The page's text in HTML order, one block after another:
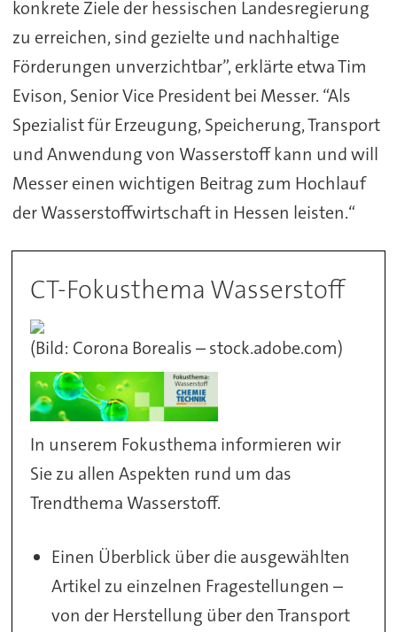
konkrete Ziele der hessischen Landesregierung
zu erreichen, sind gezielte und nachhaltige
Förderungen unverzichtbar”, erklärte etwa Tim
Evison, Senior Vice President bei Messer. “Als
Spezialist für Erzeugung, Speicherung, Transport
und Anwendung von Wasserstoff kann und will
Messer einen wichtigen Beitrag zum Hochlauf
der Wasserstoffwirtschaft in Hessen leisten.“
CT-Fokusthema Wasserstoff
(Bild: Corona Borealis – stock.adobe.com)
In unserem Fokusthema informieren wir
Sie zu allen Aspekten rund um das
Trendthema Wasserstoff.
Einen Überblick über die ausgewählten
Artikel zu einzelnen Fragestellungen –
von der Herstellung über den Transport